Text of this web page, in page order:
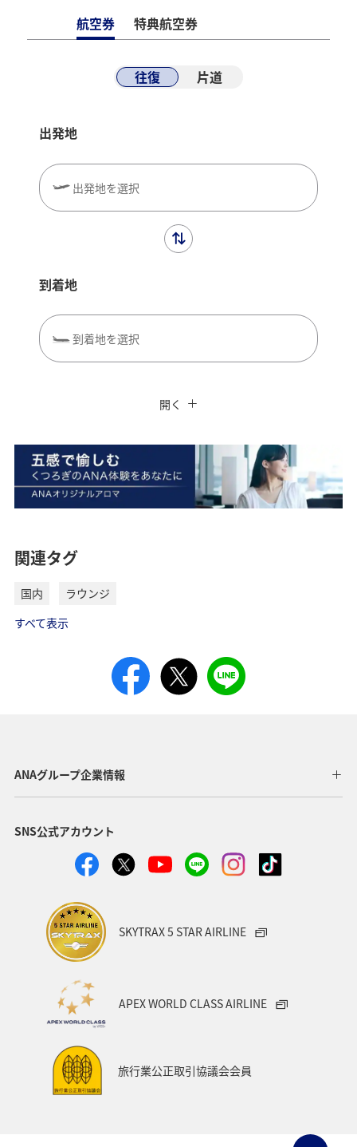
航空券 特典航空券
往復 片道
出発地
出発地を選択
到着地
到着地を選択
日付を選択
復路出発日および時間帯
経由地および乗り継ぎ所要時間を追加する
1人
・表示金額は選択いただいた条件でのもっともおトクな運賃とな
ります。
・表示金額と空席状況は最新ではない場合があります。[検索す
・「＊」は現在金額が確認できない都市・日付となります。空席
照会結果画面にて最新の情報をご確認ください。
・表示金額には、運賃、燃油特別付加運賃、航空保険特別料金
その他の各種税金、料金などが含まれます。発券時に再計算する
往復で異なるクラスで検索
よく使う情報を登録する
開く
関連タグ
国内
ラウンジ
すべて表示
ANAグループ企業情報
SNS公式アカウント
SKYTRAX 5 STAR AIRLINE
APEX WORLD CLASS AIRLINE
旅行業公正取引協議会会員